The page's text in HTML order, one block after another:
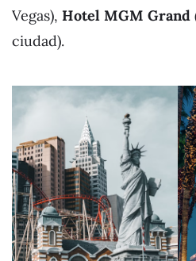
Vegas), Hotel MGM Grand
ciudad).